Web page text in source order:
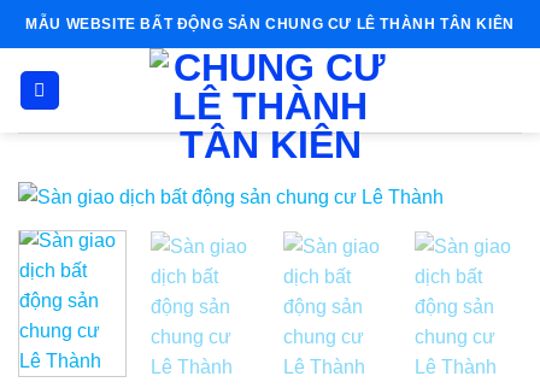
Skip
to
content
MẪU WEBSITE BẤT ĐỘNG SẢN CHUNG CƯ LÊ THÀNH TÂN KIÊN